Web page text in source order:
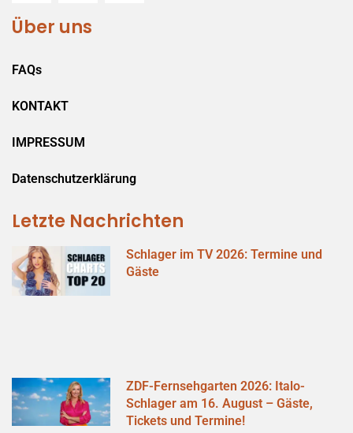
Über uns
FAQs
KONTAKT
IMPRESSUM
Datenschutzerklärung
Letzte Nachrichten
Schlager im TV 2026: Termine und
Gäste
ZDF-Fernsehgarten 2026: Italo-
Schlager am 16. August – Gäste,
Tickets und Termine!